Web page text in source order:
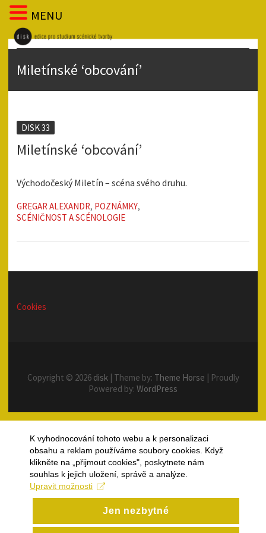
Miletínské ‘obcování’
DISK 33
Miletínské ‘obcování’
Východočeský Miletín – scéna svého druhu.
GREGAR ALEXANDR, POZNÁMKY,
SCÉNIČNOST A SCÉNOLOGIE
Cookies
Copyright © 2026 disk| Theme by: Theme Horse | Proudly
Powered by: WordPress
MENU
K vyhodnocování tohoto webu a k personalizaci
obsahu a reklam používáme soubory cookies. Když
klikněte na „přijmout cookies", poskytnete nám
souhlas k jejich uložení, správě a analýze.
Upravit možnosti
Jen nezbytné